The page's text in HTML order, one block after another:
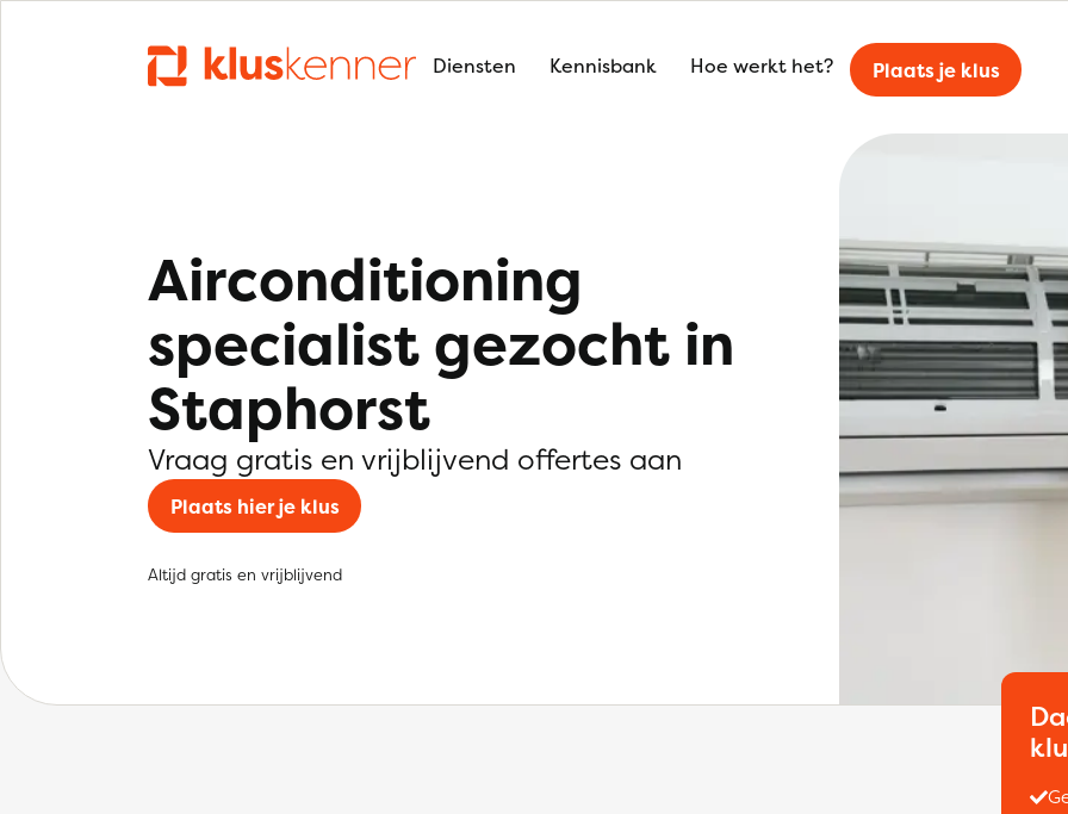
Diensten Kennisbank Hoe werkt het? Plaats je klus
Airconditioning
specialist gezocht in
Staphorst
Vraag gratis en vrijblijvend offertes aan
Plaats hier je klus
Altijd gratis en vrijblijvend